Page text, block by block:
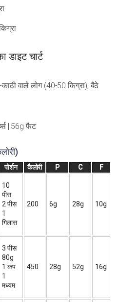
डाइट चार्ट
वाले लोग (40-50 किग्रा), बैठे
| 56g फैट
पोर्शन कैलोरी P C F
10
पीस
2 पीस
1
गिलास
200 6g 28g 10g
3 पीस
80g
1 कप
1
मध्यम
450 28g 52g 16g